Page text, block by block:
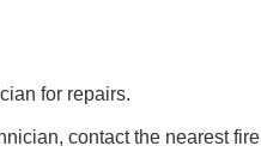
for repairs.
contact the nearest fire